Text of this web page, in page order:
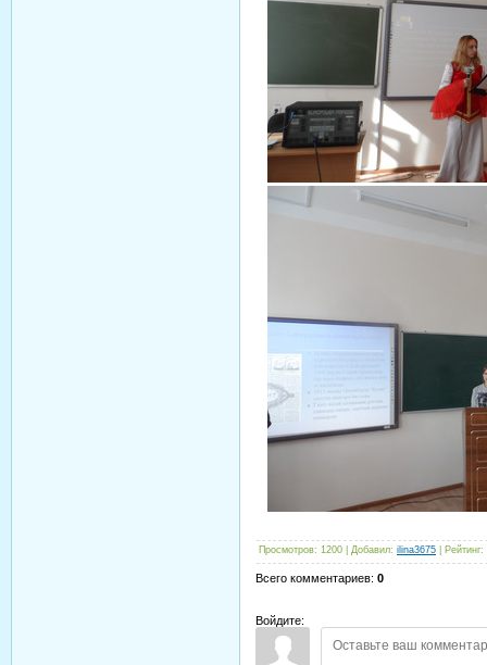
Просмотров: 1200 Добавил: ilina3675 Рейтинг:
Всего комментариев: 0
Войдите: